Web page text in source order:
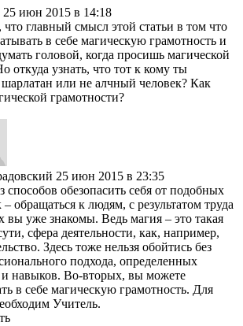
25 июн 2015 в 14:18
что главный смысл этой статьи в том что
в себе магическую грамотность и
головой, когда просишь магической
откуда узнать, что тот к кому ты
шарлатан или не алчный человек? Как
грамотности?
25 июн 2015 в 23:35
способов обезопасить себя от подобных
обращаться к людям, с результатом труда
вы уже знакомы. Ведь магия – это такая
сфера деятельности, как, например,
Здесь тоже нельзя обойтись без
подхода, определенных
навыков. Во-вторых, вы можете
в себе магическую грамотность. Для
Учитель.